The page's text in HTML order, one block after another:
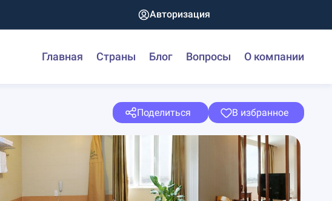
Авторизация
Главная Страны Блог Вопросы О компании
Поделиться В избранное